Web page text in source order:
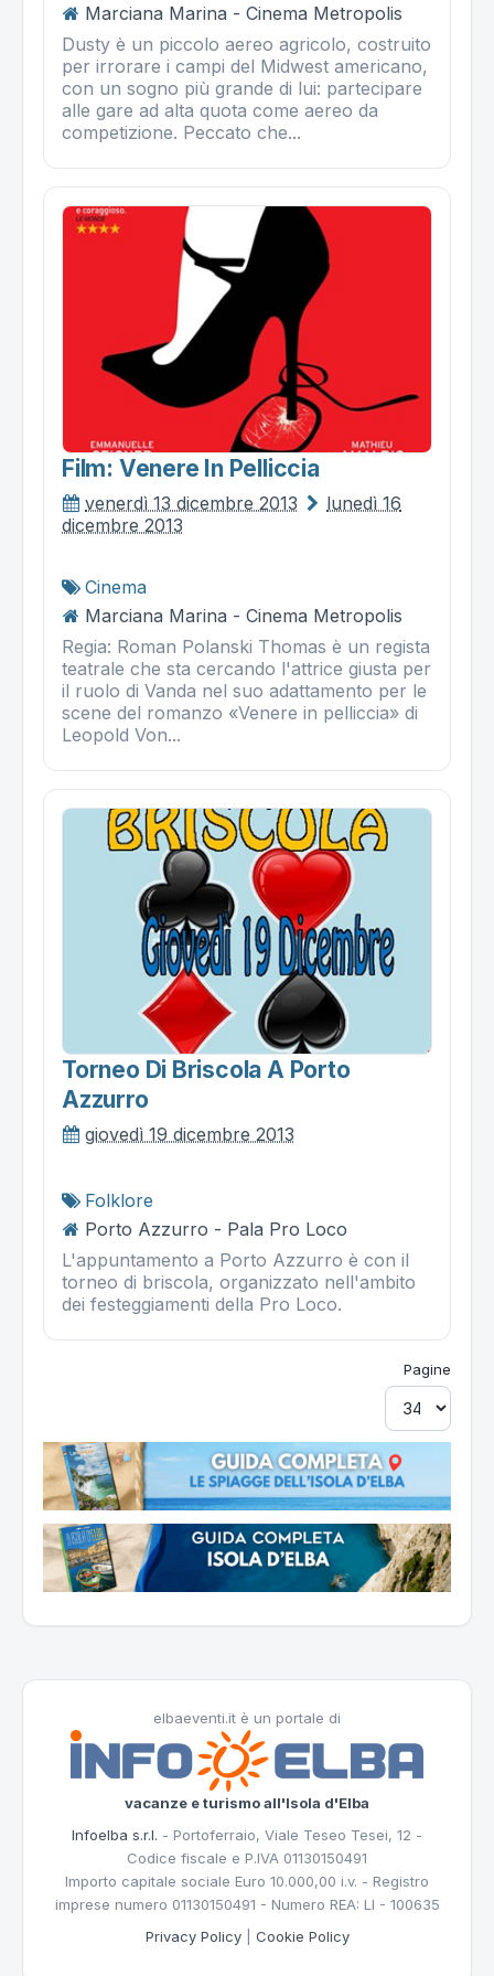
Marciana Marina - Cinema Metropolis
Dusty è un piccolo aereo agricolo, costruito
per irrorare i campi del Midwest americano,
con un sogno più grande di lui: partecipare
alle gare ad alta quota come aereo da
competizione. Peccato che...
Film: Venere In Pelliccia
venerdì 13 dicembre 2013
lunedì 16
dicembre 2013
Cinema
Marciana Marina - Cinema Metropolis
Regia: Roman Polanski Thomas è un regista
teatrale che sta cercando l'attrice giusta per
il ruolo di Vanda nel suo adattamento per le
scene del romanzo «Venere in pelliccia» di
Leopold Von...
Torneo Di Briscola A Porto
Azzurro
giovedì 19 dicembre 2013
Folklore
Porto Azzurro - Pala Pro Loco
L'appuntamento a Porto Azzurro è con il
torneo di briscola, organizzato nell'ambito
dei festeggiamenti della Pro Loco.
Pagine
elbaeventi.it è un portale di
vacanze e turismo all'Isola d'Elba
Infoelba s.r.l. - Portoferraio, Viale Teseo Tesei, 12 -
Codice fiscale e P.IVA 01130150491
Importo capitale sociale Euro 10.000,00 i.v. - Registro
imprese numero 01130150491 - Numero REA: LI - 100635
Privacy Policy| Cookie Policy